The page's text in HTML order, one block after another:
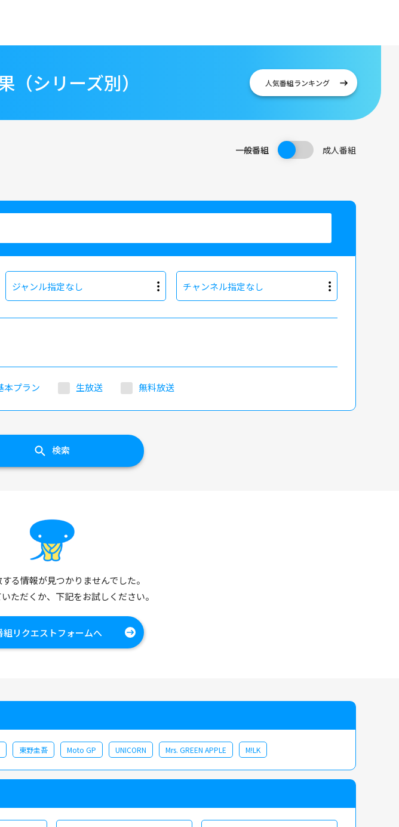
シリーズ別） 人気番組ランキング
一般番組 成人番組
ジャンル指定なし チャンネル指定なし
本プラン 生放送 無料放送
検索
る情報が見つかりませんでした。
ただくか、下記をお試しください。
組リクエストフォームへ
東野圭吾 Moto GP UNICORN Mrs. GREEN APPLE M!LK